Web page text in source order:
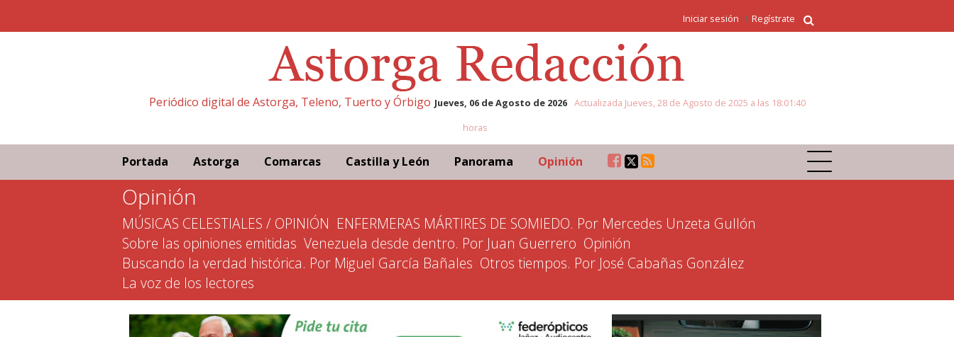
Iniciar sesión Regístrate
Periódico digital de Astorga, Teleno, Tuerto y Órbigo Jueves, 06 de Agosto de 2026 Actualizada Jueves, 28 de Agosto de 2025 a las 18:01:40
horas
Portada Astorga Comarcas Castilla y León Panorama Opinión
Opinión
MÚSICAS CELESTIALES / OPINIÓN ENFERMERAS MÁRTIRES DE SOMIEDO. Por Mercedes Unzeta Gullón
Sobre las opiniones emitidas Venezuela desde dentro. Por Juan Guerrero Opinión
Buscando la verdad histórica. Por Miguel García Bañales Otros tiempos. Por José Cabañas González
La voz de los lectores